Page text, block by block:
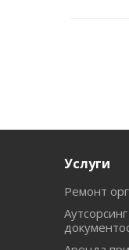
Услуги
Ремонт